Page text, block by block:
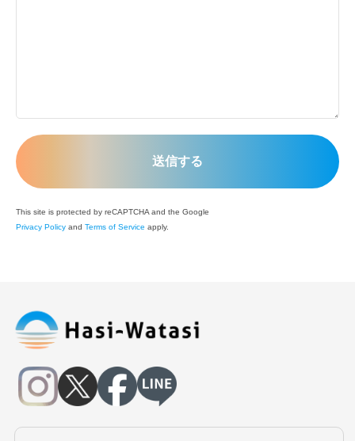
This site is protected by reCAPTCHA and the Google
Privacy Policy and Terms of Service apply.